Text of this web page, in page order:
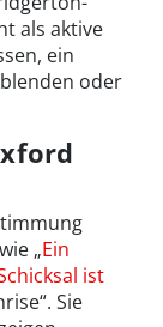
als aktive
ein
oder
„Ein
ist
Sie